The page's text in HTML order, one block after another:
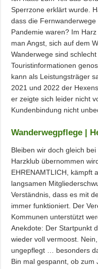
Sperrzone erklärt wurde.
dass die
Pandemie waren? Im
man Angst, sich auf dem
Wanderwege sind
Touristinformationen
kann als Leistungsträger
2021 und 2022 der
er zeigte sich leider nicht
Kundenbindung nicht
Wanderwegpflege |
Bleiben wir doch gleich
Harzklub übernommen
EHRENAMTLICH, kämpft
langsamen
Verständnis, dass es mit
immer funktioniert. Der
Kommunen unterstützt
Anekdote: Der Startpunkt
wieder voll vermoost.
ungepflegt … besonders
Bin mal gespannt, ob zum